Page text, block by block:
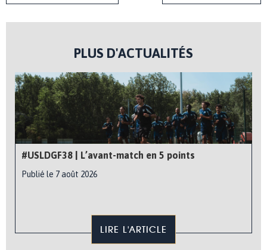
PLUS D'ACTUALITÉS
#USLDGF38 | L’avant-match en 5 points
Publié le 7 août 2026
LIRE L'ARTICLE